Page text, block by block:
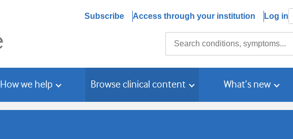
Subscribe Access through your institution Log in
How we help Browse clinical content What’s new